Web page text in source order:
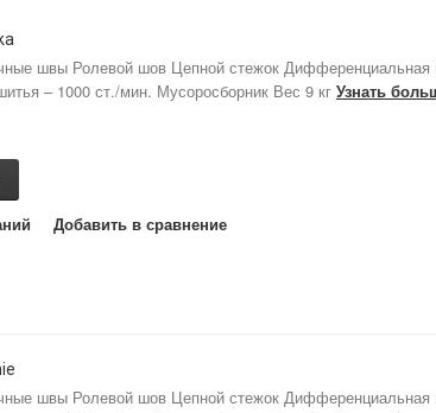
швы Ролевой шов Цепной стежок Дифференциальная
– 1000 ст./мин. Мусоросборник Вес 9 кг Узнать
Добавить в сравнение
швы Ролевой шов Цепной стежок Дифференциальная